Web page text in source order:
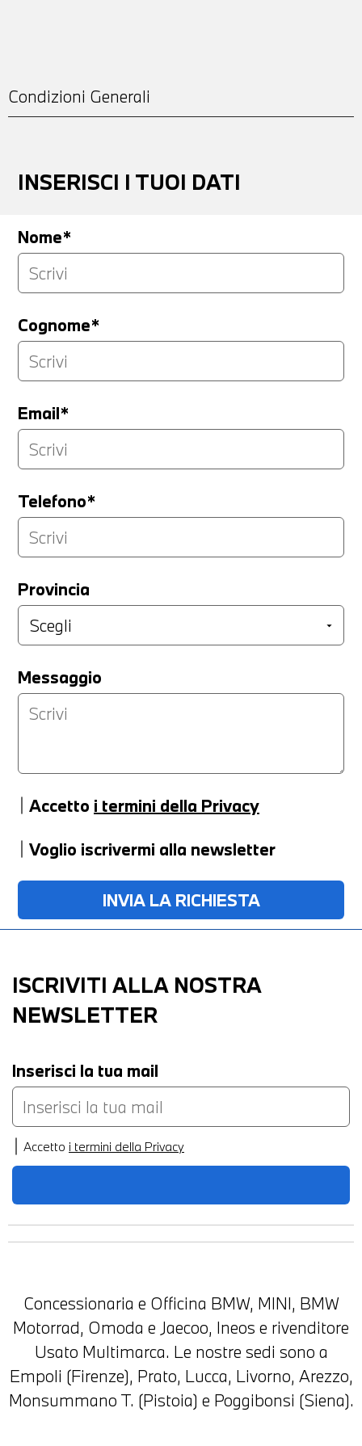
Condizioni Generali
INSERISCI I TUOI DATI
Nome*
Cognome*
Email*
Telefono*
Provincia
Messaggio
Accetto i termini della Privacy
Voglio iscrivermi alla newsletter
ISCRIVITI ALLA NOSTRA
NEWSLETTER
Inserisci la tua mail
Accetto i termini della Privacy
Concessionaria e Officina BMW, MINI, BMW
Motorrad, Omoda e Jaecoo, Ineos e rivenditore
Usato Multimarca. Le nostre sedi sono a
Empoli (Firenze), Prato, Lucca, Livorno, Arezzo,
Monsummano T. (Pistoia) e Poggibonsi (Siena).